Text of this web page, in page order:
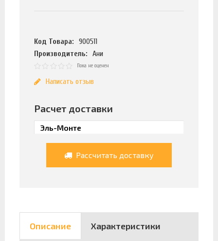
Код Товара:
900511
Производитель:
Ани
Пока не оценен
Написать отзыв
Расчет доставки
Рассчитать доставку
Описание Характеристики